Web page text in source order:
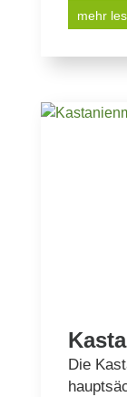
mehr
Die